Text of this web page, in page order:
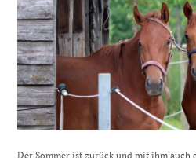
Der Sommer ist zurück und mit ihm auch